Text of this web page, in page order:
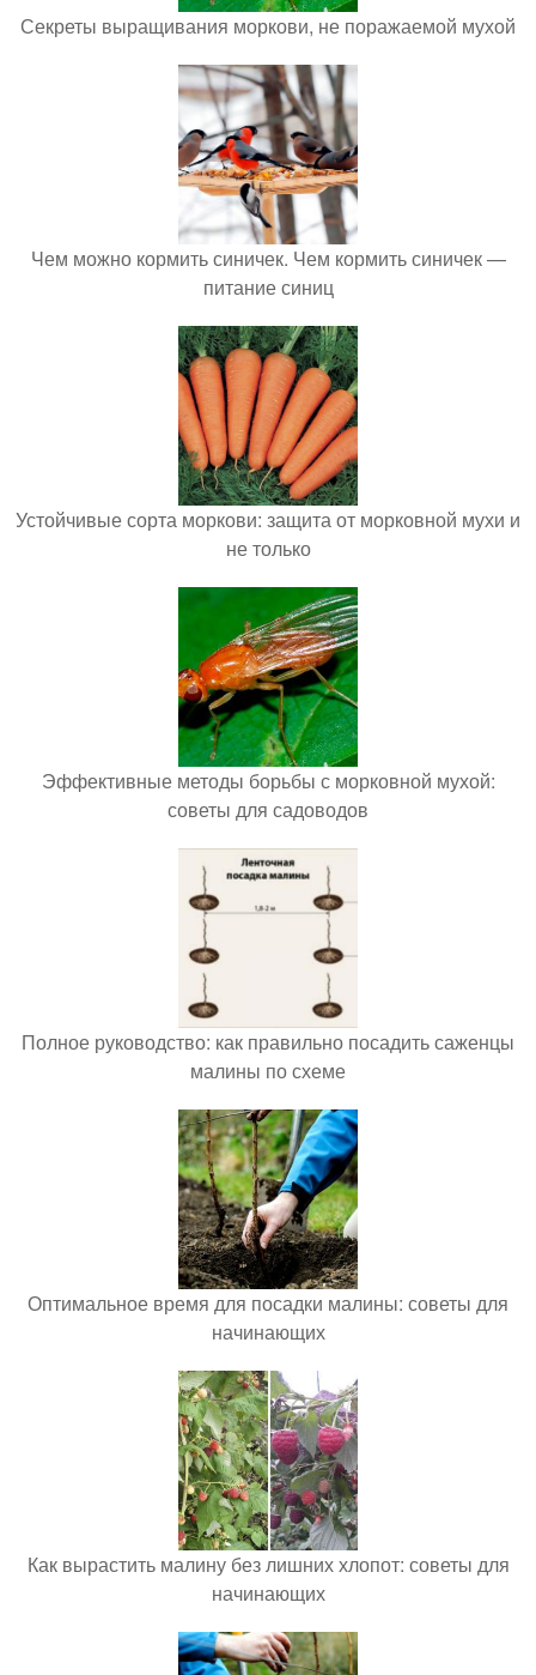
Секреты выращивания моркови, не поражаемой мухой
Чем можно кормить синичек. Чем кормить синичек —
питание синиц
Устойчивые сорта моркови: защита от морковной мухи и
не только
Эффективные методы борьбы с морковной мухой:
советы для садоводов
Полное руководство: как правильно посадить саженцы
малины по схеме
Оптимальное время для посадки малины: советы для
начинающих
Как вырастить малину без лишних хлопот: советы для
начинающих